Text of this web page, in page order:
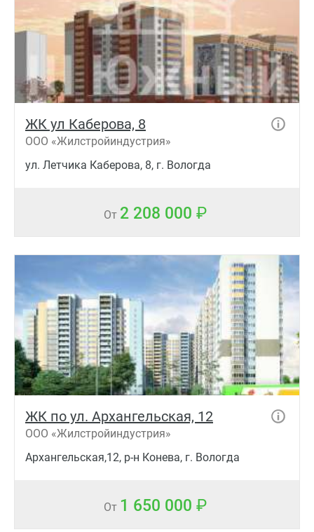
ЖК ул Каберова, 8
ООО «Жилстройиндустрия»
ул. Летчика Каберова, 8, г. Вологда
От 2 208 000
ЖК по ул. Архангельская, 12
ООО «Жилстройиндустрия»
Архангельская,12, р-н Конева, г. Вологда
От 1 650 000